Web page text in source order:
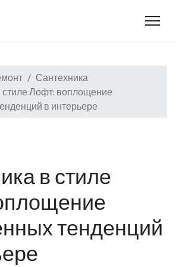
Сантехника
стиле Лофт: воплощение
в интерьере
в стиле
тенденций